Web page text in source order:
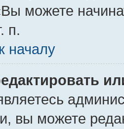
можете
п.
началу
вы можете